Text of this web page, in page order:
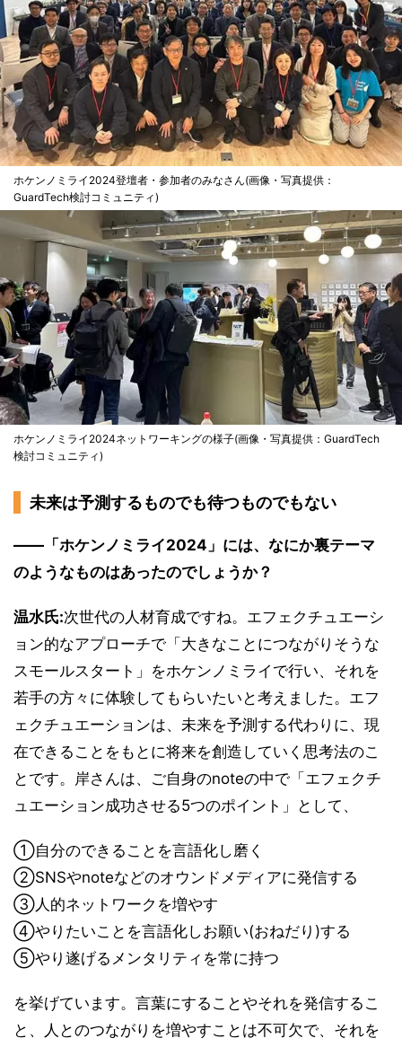
ホケンノミライ2024登壇者・参加者のみなさん(画像・写真提供：
GuardTech検討コミュニティ)
ホケンノミライ2024ネットワーキングの様子(画像・写真提供：GuardTech
検討コミュニティ)
未来は予測するものでも待つものでもない
――「ホケンノミライ2024」には、なにか裏テーマ
のようなものはあったのでしょうか？
温水氏:次世代の人材育成ですね。エフェクチュエーシ
ョン的なアプローチで「大きなことにつながりそうな
スモールスタート」をホケンノミライで行い、それを
若手の方々に体験してもらいたいと考えました。エフ
ェクチュエーションは、未来を予測する代わりに、現
在できることをもとに将来を創造していく思考法のこ
とです。岸さんは、ご自身のnoteの中で「エフェクチ
ュエーション成功させる5つのポイント」として、
①自分のできることを言語化し磨く
②SNSやnoteなどのオウンドメディアに発信する
③人的ネットワークを増やす
④やりたいことを言語化しお願い(おねだり)する
⑤やり遂げるメンタリティを常に持つ
を挙げています。言葉にすることやそれを発信するこ
と、人とのつながりを増やすことは不可欠で、それを